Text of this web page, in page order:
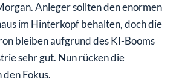
Anleger sollten den enormen
im Hinterkopf behalten, doch die
bleiben aufgrund des KI-Booms
sehr gut. Nun rücken die
Fokus.